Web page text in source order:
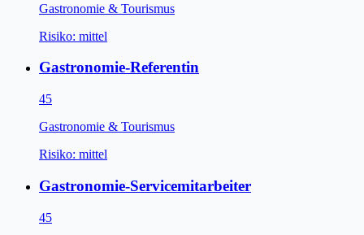
Gastronomie & Tourismus
Risiko: mittel
Gastronomie-Referentin
45
Gastronomie & Tourismus
Risiko: mittel
Gastronomie-Servicemitarbeiter
45